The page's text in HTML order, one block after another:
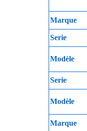
Marque
Serie
Modèle
Serie
Modèle
Marque